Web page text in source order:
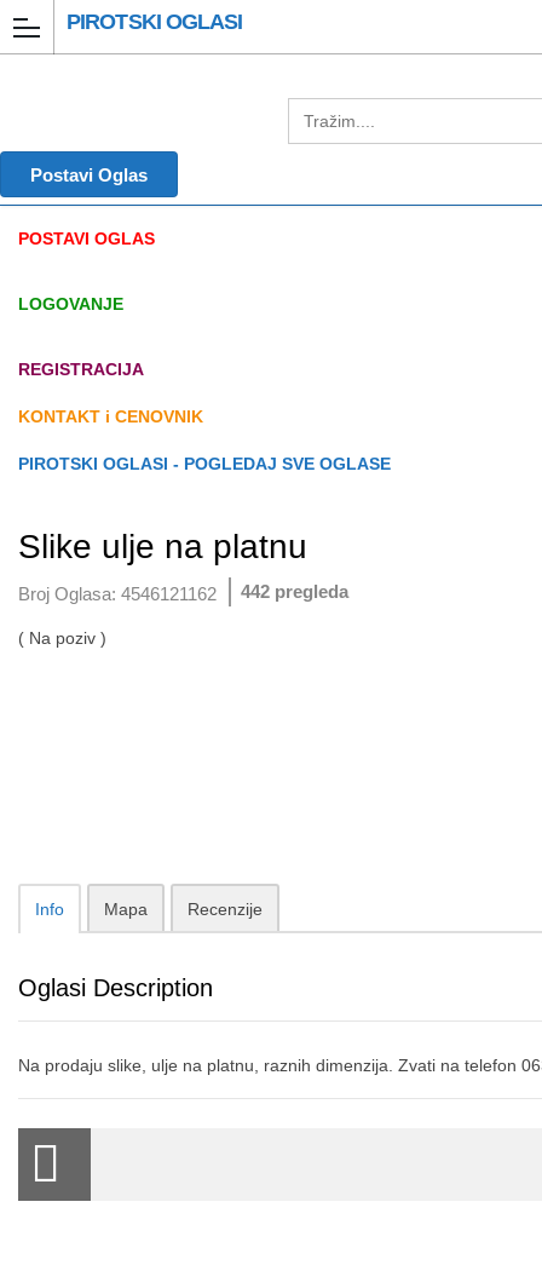
PIROTSKI OGLASI
Postavi Oglas
POSTAVI OGLAS
LOGOVANJE
REGISTRACIJA
KONTAKT i CENOVNIK
PIROTSKI OGLASI - POGLEDAJ SVE OGLASE
Slike ulje na platnu
Broj Oglasa: 4546121162 442 pregleda
( Na poziv )
Info Mapa Recenzije
Oglasi Description
Na prodaju slike, ulje na platnu, raznih dimenzija. Zvati na telefon